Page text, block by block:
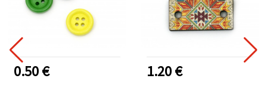
0.50 € 1.20 €